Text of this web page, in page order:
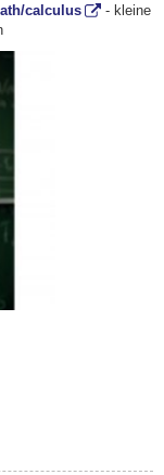
calculus
- kleine